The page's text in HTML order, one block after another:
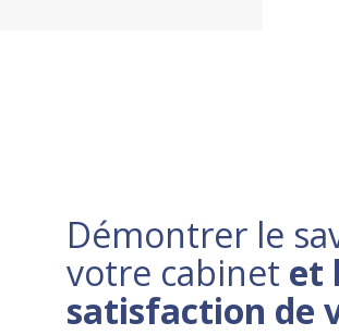
Démontrer le
votre cabinet et
satisfaction de